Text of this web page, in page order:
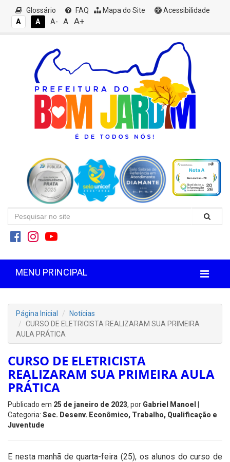
Glossário FAQ Mapa do Site
Acessibilidade
A
A A- A A+
MENU PRINCIPAL
Página Inicial
Notícias
CURSO DE ELETRICISTA REALIZARAM SUA PRIMEIRA
AULA PRÁTICA
CURSO DE ELETRICISTA
REALIZARAM SUA PRIMEIRA AULA
PRÁTICA
Publicado em 25 de janeiro de 2023, por Gabriel Manoel
Categoria: Sec. Desenv. Econômico, Trabalho, Qualificação e
Juventude
E nesta manhã de quarta-feira (25), os alunos do curso de